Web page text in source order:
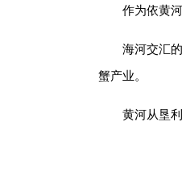
作为依黄
海河交汇
蟹产业。
黄河从垦